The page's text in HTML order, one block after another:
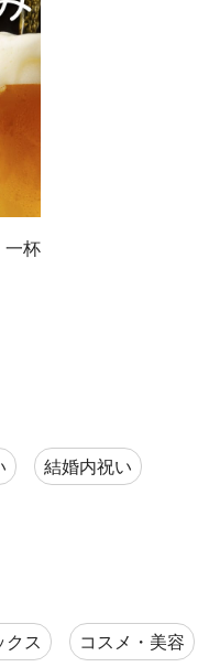
杯
結婚内祝い
クス コスメ・美容